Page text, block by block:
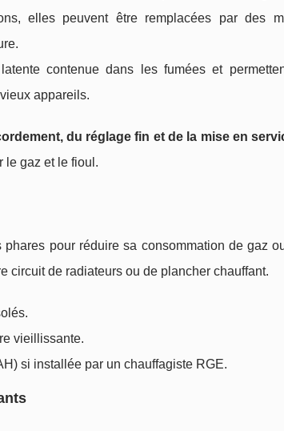
elles peuvent être remplacées par des
contenue dans les fumées et
appareils.
du réglage fin et de la mise en
le gaz et le fioul.
pour réduire sa consommation de gaz
circuit de radiateurs ou de plancher chauffant.
vieillissante.
si installée par un chauffagiste RGE.